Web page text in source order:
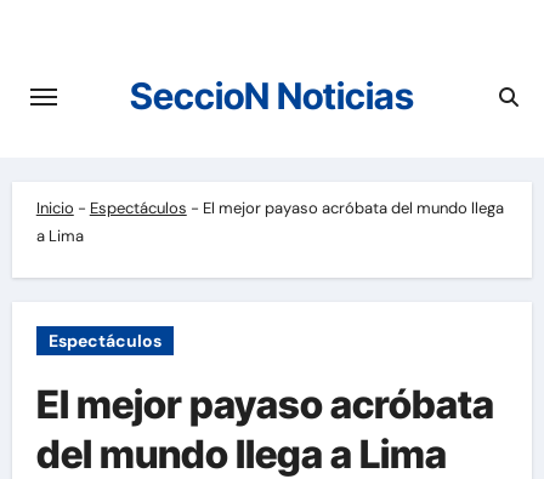
contenido
SeccioN Noticias
Inicio - Espectáculos - El mejor payaso acróbata del mundo llega
a Lima
Espectáculos
El mejor payaso acróbata
del mundo llega a Lima